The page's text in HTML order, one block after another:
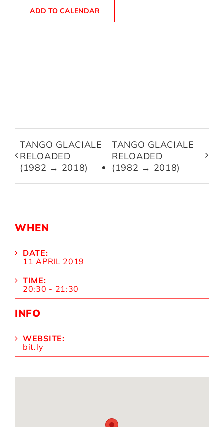
ADD TO CALENDAR
TANGO GLACIALE
RELOADED
(1982 → 2018)
TANGO GLACIALE
RELOADED
(1982 → 2018)
WHEN
DATE:
11 APRIL 2019
TIME:
20:30 - 21:30
INFO
WEBSITE:
bit.ly